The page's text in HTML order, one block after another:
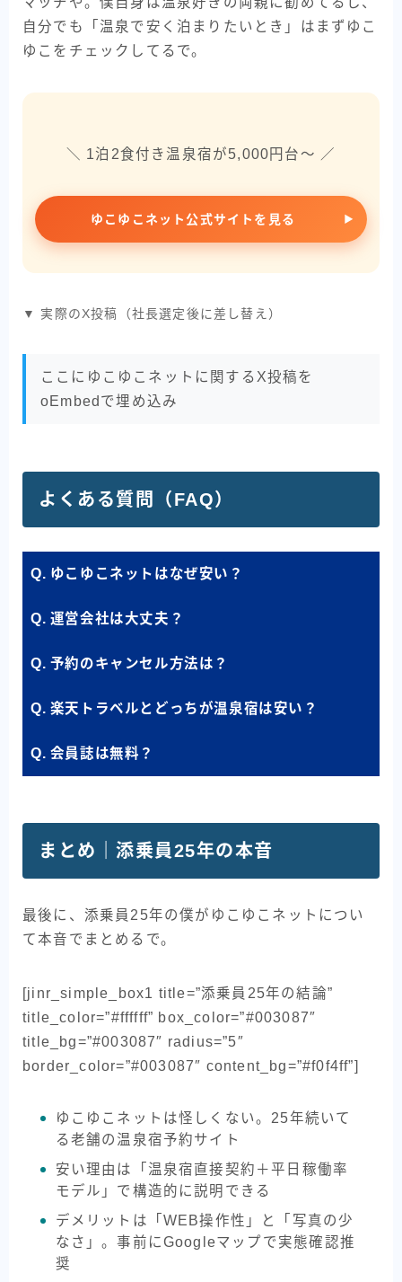
自分でも「温泉で安く泊まりたいとき」はまずゆこ
ゆこをチェックしてるで。
＼ 1泊2食付き温泉宿が5,000円台〜 ／
ゆこゆこネット公式サイトを見る
▼ 実際のX投稿（社長選定後に差し替え）
ここにゆこゆこネットに関するX投稿を
oEmbedで埋め込み
よくある質問（FAQ）
Q. ゆこゆこネットはなぜ安い？
Q. 運営会社は大丈夫？
Q. 予約のキャンセル方法は？
Q. 楽天トラベルとどっちが温泉宿は安い？
Q. 会員誌は無料？
まとめ｜添乗員25年の本音
最後に、添乗員25年の僕がゆこゆこネットについ
て本音でまとめるで。
[jinr_simple_box1 title=”添乗員25年の結論”
title_color=”#ffffff” box_color=”#003087″
title_bg=”#003087″ radius=”5″
border_color=”#003087″ content_bg=”#f0f4ff”]
ゆこゆこネットは怪しくない。25年続いて
る老舗の温泉宿予約サイト
安い理由は「温泉宿直接契約＋平日稼働率
モデル」で構造的に説明できる
デメリットは「WEB操作性」と「写真の少
なさ」。事前にGoogleマップで実態確認推
奨